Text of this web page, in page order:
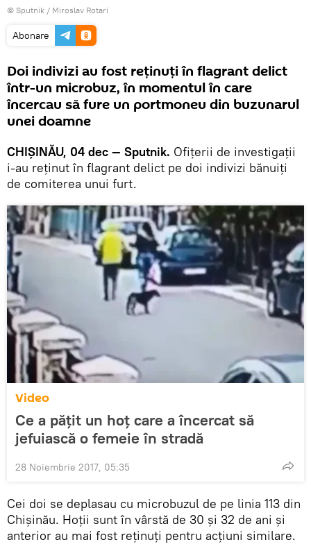
© Sputnik / Miroslav Rotari
Abonare
Doi indivizi au fost reținuți în flagrant delict
într-un microbuz, în momentul în care
încercau să fure un portmoneu din buzunarul
unei doamne
CHIȘINĂU, 04 dec — Sputnik. Ofițerii de investigații
i-au reținut în flagrant delict pe doi indivizi bănuiți
de comiterea unui furt.
Video
Ce a pățit un hoț care a încercat să
jefuiască o femeie în stradă
28 Noiembrie 2017, 05:35
Cei doi se deplasau cu microbuzul de pe linia 113 din
Chișinău. Hoții sunt în vârstă de 30 și 32 de ani și
anterior au mai fost reținuți pentru acțiuni similare.